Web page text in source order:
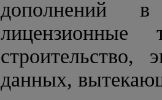
дополнений в
лицензионные
строительство,
данных,